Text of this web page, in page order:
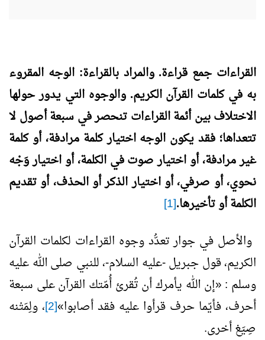
القراءات جمع قراءة. والمراد بالقراءة: الوجه المقروء
به في كلمات القرآن الكريم. والوجوه التي يدور حولها
الاختلاف بين أئمة القراءات تنحصر في سبعة أصول لا
تتعداها؛ فقد يكون الوجه اختيار كلمة مرادفة، أو كلمة
غير مرادفة، أو اختيار صوت في الكلمة، أو اختيار وَجْه
نحوي، أو صرفي، أو اختيار الذكر أو الحذف، أو تقديم
الكلمة أو تأخيرها.[1]
والأصل في جوار تعدُّد وجوه القراءات لكلمات القرآن
الكريم، قول جبريل -عليه السلام-، للنبي صلى الله عليه
وسلم : «إن الله يأمرك أن تُقرئ أُمّتك القرآن على سبعة
أحرف، فأيّما حرف قرأوا عليه فقد أصابوا»[2] ، ولِمَتْنه
صِيَغ أخرى.